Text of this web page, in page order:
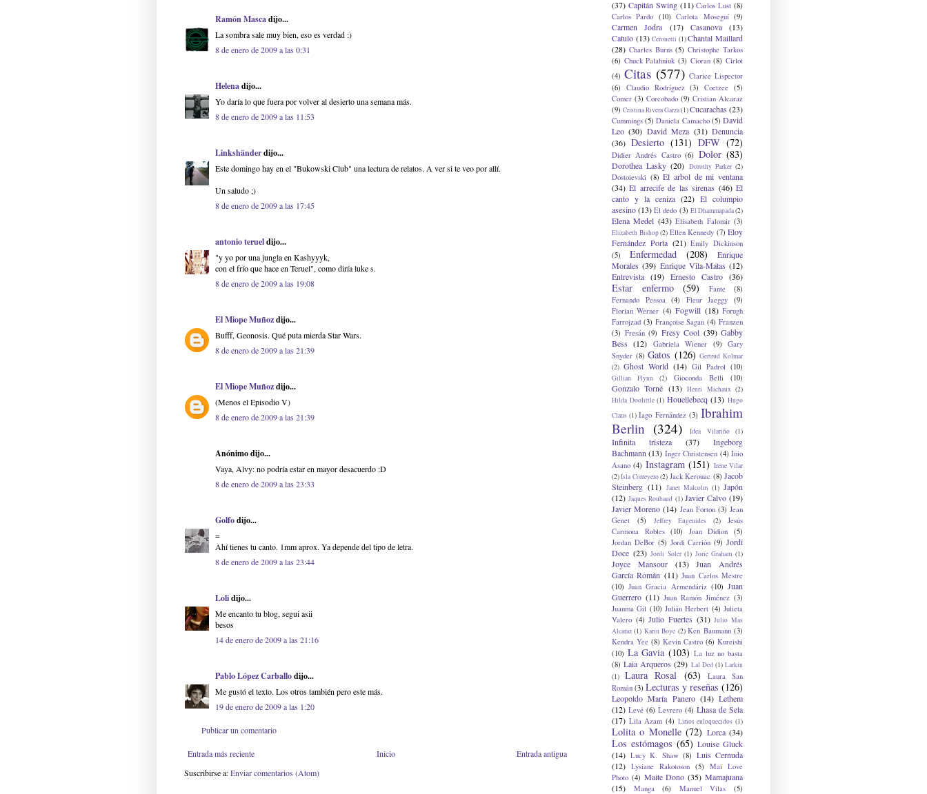
Ramón Mascadijo...
La sombra sale muy bien, eso es verdad :)
8 de enero de 2009 a las 0:31
Helenadijo...
Yo daría lo que fuera por volver al desierto una semana más.
8 de enero de 2009 a las 11:53
Linkshänderdijo...
Este domingo hay en el "Bukowski Club" una lectura de relatos. A ver si te veo por allí.
Un saludo ;)
8 de enero de 2009 a las 17:45
antonio terueldijo...
"y yo por una jungla en Kashyyyk,
con el frío que hace en Teruel", como diría luke s.
8 de enero de 2009 a las 19:08
El Miope Muñozdijo...
Bufff, Geonosis. Qué puta mierda Star Wars.
8 de enero de 2009 a las 21:39
El Miope Muñozdijo...
(Menos el Episodio V)
8 de enero de 2009 a las 21:39
Anónimo dijo...
Vaya, Alvy: no podría estar en mayor desacuerdo :D
8 de enero de 2009 a las 23:33
Golfodijo...
=
Ahí tienes tu canto. 1mm aprox. Ya depende del tipo de letra.
8 de enero de 2009 a las 23:44
Lolidijo...
Me encanto tu blog, segui asii
besos
14 de enero de 2009 a las 21:16
Pablo López Carballodijo...
Me gustó el texto. Los otros también pero este más.
19 de enero de 2009 a las 1:20
Publicar un comentario
Entrada más reciente Entrada antigua
Inicio
Suscribirse a:Enviar comentarios (Atom)
(37) Capitán Swing (11) Carlos Lust (8)
Carlos Pardo (10) Carlota Moseguí (9)
Carmen Jodra (17) Casanova
(13)
Catulo (13) Ceronetti (1) Chantal Maillard
(28) Charles Burns (5) Christophe Tarkos
(6) Chuck Palahniuk (3) Cioran (8) Cirlot
(4) Citas (577) Clarice Lispector
(6)
Claudio Rodríguez (3) Coetzee (5)
Comer (3) Corcobado (9) Cristian Alcaraz
(9) Cristina Rivera Garza(1)Cucarachas (23)
Cummings (5) Daniela Camacho (5) David
Leo (30) David Meza (31) Denuncia
(36) Desierto (131) DFW (72)
Didier Andrés Castro (6) Dolor (83)
Dorothea Lasky (20) Dorothy Parker (2)
Dostoievski (8) El arbol de mi ventana
(34) El arrecife de las sirenas (46) El
canto y la ceniza (22) El columpio
asesino(13) El dedo (3) El Dhammapada(2)
Elena Medel (43) Elisabeth Falomir (3)
Elizabeth Bishop(2) Ellen Kennedy (7) Eloy
Fernández Porta (21) Emily Dickinson
(5)
Enfermedad (208)
Enrique
Morales (39) Enrique Vila-Matas (12)
Entrevista (19) Ernesto Castro (36)
Estar enfermo (59) Fante
(8)
Fernando Pessoa
(4) Fleur Jaeggy
(9)
Florian Werner (4) Fogwill (18) Forugh
Farrojzad (3) Françoise Sagan (4) Franzen
(3) Fresán (9) Fresy Cool (39) Gabby
Bess (12) Gabriela Wiener (9)
Gary
Snyder (8) Gatos (126) Gertrud Kolmar
(2) Ghost World (14) Gil Padrol (10)
Gillian Flynn (2) Gioconda Belli (10)
Gonzalo Torné (13) Henri Michaux (2)
Hilda Doolittle (1) Houellebecq (13) Hugo
Claus (1) Iago Fernández (3) Ibrahim
Berlin (324) Idea Vilariño (1)
Infinita tristeza (37)
Ingeborg
Bachmann (13) Inger Christensen (4) Inio
Asano (4) Instagram (151) Irene Vilar
(2)Isla Correyero(2) Jack Kerouac (8) Jacob
Steinberg (11) Janet Malcolm (1) Japón
(12) Jaques Roubaud (1) Javier Calvo (19)
Javier Moreno (14) Jean Forton (3) Jean
Genet
(5) Jeffrey Eugenides (2)
Jesús
Carmona Robles
(10) Joan Didion
(5)
Jordan DeBor (5) Jordi Carrión (9) Jordi
Doce (23) Jordi Soler (1) Jorie Graham (1)
Joyce Mansour (13)
Juan Andrés
García Román (11) Juan Carlos Mestre
(10) Juan Gracia Armendáriz (10) Juan
Guerrero (11) Juan Ramón Jiménez (3)
Juanma Gil (10) Julián Herbert (4) Julieta
Valero (4) Julio Fuertes (31) Julio Mas
Alcaraz (1) Karin Boye (2) Ken Baumann (3)
Kendra Yee (8) Kevin Castro (6) Kureishi
(10) La Gavia (103) La luz no basta
(8) Laia Arqueros (29) Lal Ded (1) Larkin
(1)
Laura Rosal (63)
Laura San
Román (3) Lecturas y reseñas (126)
Leopoldo María Panero (14) Lethem
(12) Levé (6) Levrero (4) Lhasa de Sela
(17) Lila Azam (4) Lirios enloquecidos (1)
Lolita o Monelle (72) Lorca (34)
Los estómagos (65) Louise Gluck
(14) Lucy K. Shaw (8) Luis Cernuda
(12) Lysiane Rakotoson (5)
Mai Love
Photo (4) Maite Dono (35) Mamajuana
(15)
Manga (6) Manuel Vilas (5)